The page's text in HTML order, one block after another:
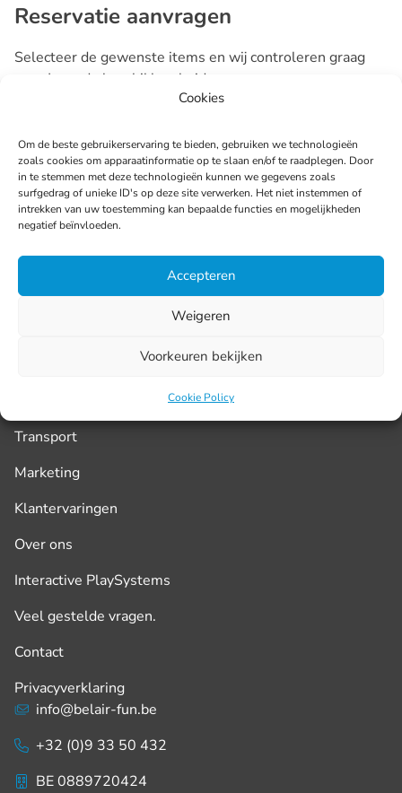
Cookies
Om de beste gebruikerservaring te bieden, gebruiken we technologieën
zoals cookies om apparaatinformatie op te slaan en/of te raadplegen. Door
in te stemmen met deze technologieën kunnen we gegevens zoals
surfgedrag of unieke ID's op deze site verwerken. Het niet instemmen of
intrekken van uw toestemming kan bepaalde functies en mogelijkheden
negatief beïnvloeden.
Accepteren
Weigeren
Voorkeuren bekijken
Cookie Policy
Reservatie aanvragen
Selecteer de gewenste items en wij controleren graag
voor Jouw de beschikbaarheid.
Transport
Marketing
Klantervaringen
Over ons
Interactive PlaySystems
Veel gestelde vragen.
Contact
Privacyverklaring
info@belair-fun.be
+32 (0)9 33 50 432
BE 0889720424